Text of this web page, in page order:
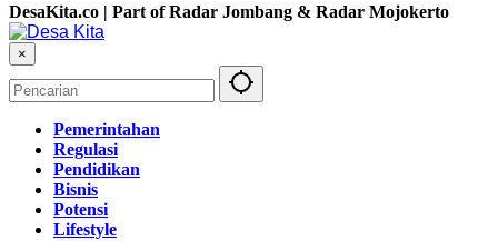
DesaKita.co | Part of Radar Jombang & Radar Mojokerto
×
Pemerintahan
Regulasi
Pendidikan
Bisnis
Potensi
Lifestyle